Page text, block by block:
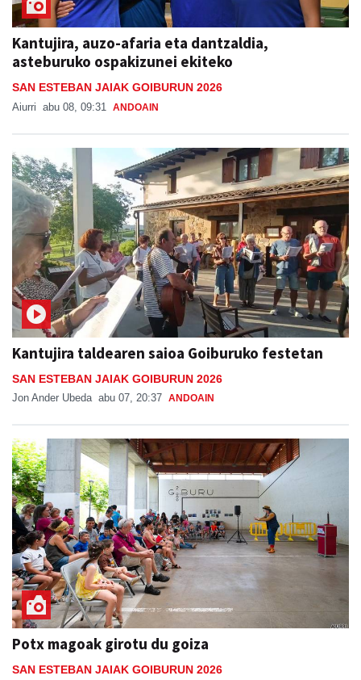
Kantujira, auzo-afaria eta dantzaldia,
asteburuko ospakizunei ekiteko
SAN ESTEBAN JAIAK GOIBURUN 2026
Aiurri abu 08, 09:31 ANDOAIN
Kantujira taldearen saioa Goiburuko festetan
SAN ESTEBAN JAIAK GOIBURUN 2026
Jon Ander Ubeda abu 07, 20:37 ANDOAIN
Potx magoak girotu du goiza
SAN ESTEBAN JAIAK GOIBURUN 2026